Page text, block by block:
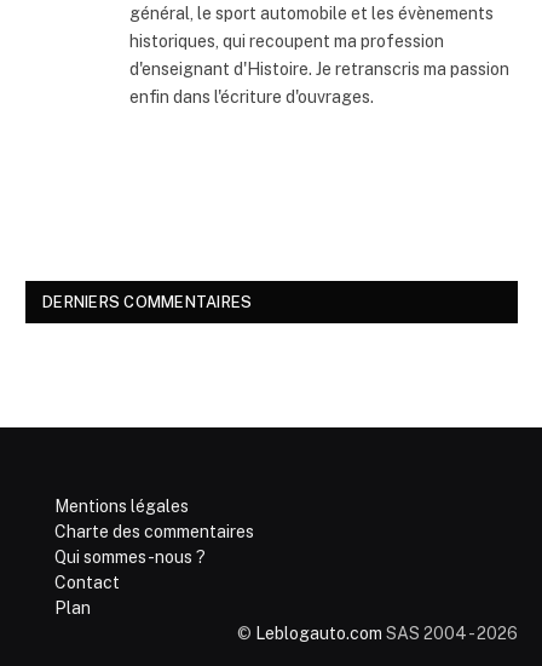
général, le sport automobile et les évènements
historiques, qui recoupent ma profession
d'enseignant d'Histoire. Je retranscris ma passion
enfin dans l'écriture d'ouvrages.
DERNIERS COMMENTAIRES
Mentions légales
Charte des commentaires
Qui sommes-nous ?
Contact
Plan
© Leblogauto.com SAS 2004 - 2026